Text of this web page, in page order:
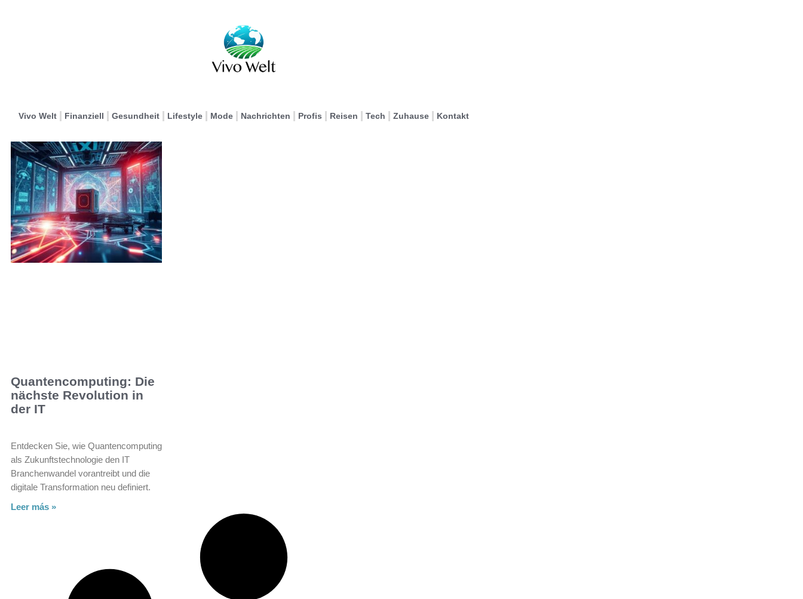
Vivo Welt Finanziell Gesundheit Lifestyle Mode Nachrichten Profis Reisen Tech Zuhause Kontakt
Quantencomputing: Die
nächste Revolution in
der IT
Entdecken Sie, wie Quantencomputing
als Zukunftstechnologie den IT
Branchenwandel vorantreibt und die
digitale Transformation neu definiert.
Leer más »